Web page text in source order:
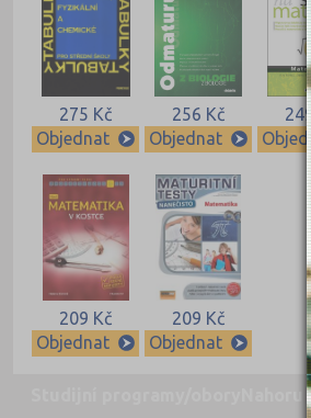
275 Kč
Objednat
256 Kč
Objednat
209 Kč
Objednat
209 Kč
Objednat